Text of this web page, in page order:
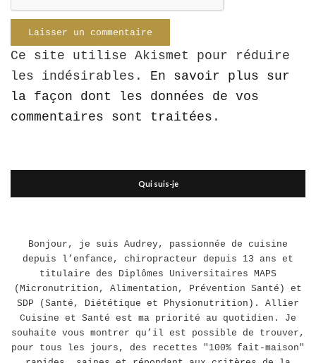
Ce site utilise Akismet pour réduire
les indésirables. En savoir plus sur
la façon dont les données de vos
commentaires sont traitées .
Qui suis-je
Bonjour, je suis Audrey, passionnée de cuisine
depuis l’enfance, chiropracteur depuis 13 ans et
titulaire des Diplômes Universitaires MAPS
(Micronutrition, Alimentation, Prévention Santé) et
SDP (Santé, Diététique et Physionutrition). Allier
Cuisine et Santé est ma priorité au quotidien. Je
souhaite vous montrer qu’il est possible de trouver,
pour tous les jours, des recettes "100% fait-maison"